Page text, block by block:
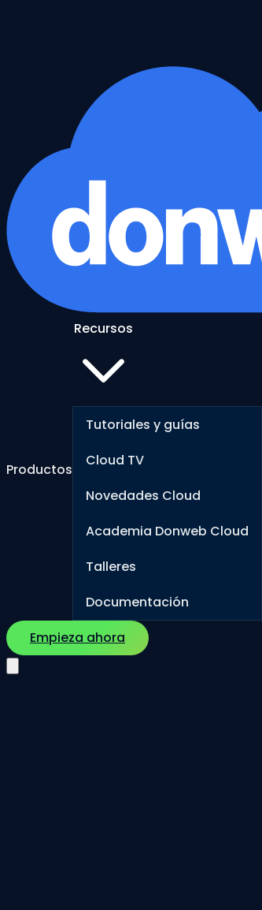
Productos
Recursos
Tutoriales y guías
Cloud TV
Novedades Cloud
Academia Donweb Cloud
Talleres
Documentación
Empieza ahora